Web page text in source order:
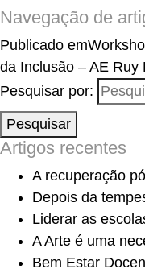
Navegação de
Publicado em
da Inclusão – AE Ruy
Pesquisar por:
Pesquisar
Artigos recentes
A recuperação
Depois da
Liderar as
A Arte é uma
Bem Estar